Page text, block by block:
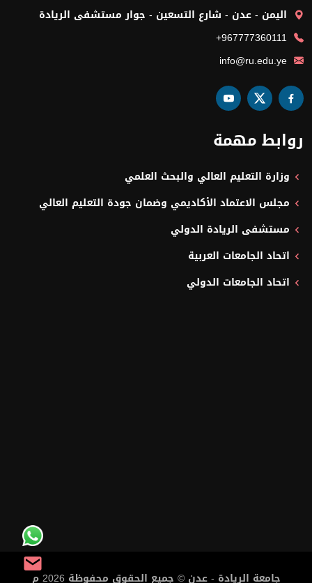
اليمن - عدن - شارع التسعين - جوار مستشفى الريادة
+967777360111
info@ru.edu.ye
روابط مهمة
وزارة التعليم العالي والبحث العلمي
مجلس الاعتماد الأكاديمي وضمان جودة التعليم العالي
مستشفى الريادة الدولي
اتحاد الجامعات العربية
اتحاد الجامعات الدولي
جامعة الريادة - عدن © جميع الحقوق محفوظة 2026 م